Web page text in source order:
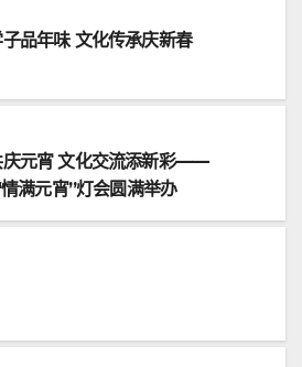
品年味 文化传承庆新春
庆元宵 文化交流添新彩——
满元宵”灯会圆满举办